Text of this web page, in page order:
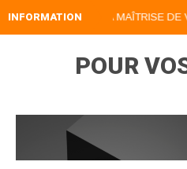
INFORMATION
UN LION PAR LA MAÎTRISE DE
POUR